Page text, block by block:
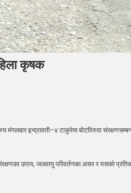
कृषक
इन्द्रावती–४ टाकुरेमा बोटविरुवा
उपाय, जलवायु परिवर्तनका असर र यसको